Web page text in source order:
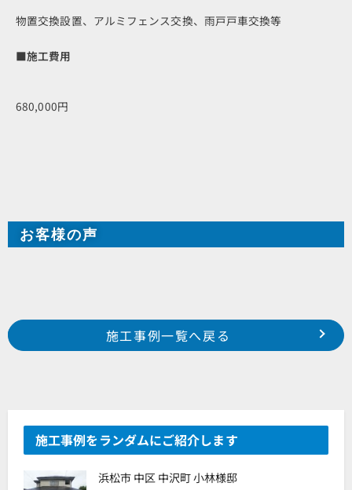
物置交換設置、アルミフェンス交換、雨戸戸車交換等
■施工費用
680,000円
お客様の声
Prev
磐田市 海老塚 H様邸施工事例一覧へ戻る
施工事例をランダムにご紹介します
浜松市 中区 中沢町 小林様邸